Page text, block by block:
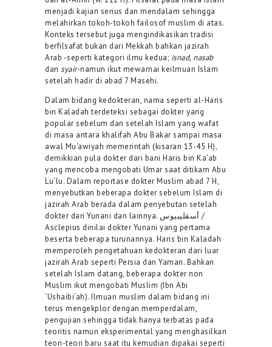
menjadi kajian serius dan mendalam sehingga
melahirkan tokoh-tokoh failosof muslim di atas.
Konteks tersebut juga mengindikasikan tradisi
berfilsafat bukan dari Mekkah bahkan jazirah
Arab -seperti kategori ilmu kedua; isnad, nasab
dan syair-namun ikut mewarnai keilmuan Islam
setelah hadir di abad 7 Masehi.
Dalam bidang kedokteran, nama seperti al-Haris
bin Kaladah terdeteksi sebagai dokter yang
popular sebelum dan setelah Islam yang wafat
di masa antara khalifah Abu Bakar sampai masa
awal Mu‘awiyah memerintah (kisaran 13-45 H),
demikkian pula dokter dari bani Haris bin Ka’ab
yang mencoba mengobati Umar saat ditikam Abu
Lu’lu. Dalam reportase dokter Muslim abad 7 H,
menyebutkan beberapa dokter sebelum Islam di
jazirah Arab berada dalam penyebutan setelah
dokter dari Yunani dan lainnya. ‌‌أسقليبيوس /
Asclepius dinilai dokter Yunani yang pertama
beserta beberapa turunannya. Haris bin Kaladah
memperoleh pengetahuan kedokteran dari luar
jazirah Arab seperti Persia dan Yaman. Bahkan
setelah Islam datang, beberapa dokter non
Muslim ikut mengobati Muslim (Ibn Abi
‘Ushaibi‘ah). Ilmuan muslim dalam bidang ini
terus mengekplor dengan memperdalam,
pengujian sehingga tidak hanya terbatas pada
teoritis namun eksperimental yang menghasilkan
teori-teori baru saat itu kemudian dipakai seperti